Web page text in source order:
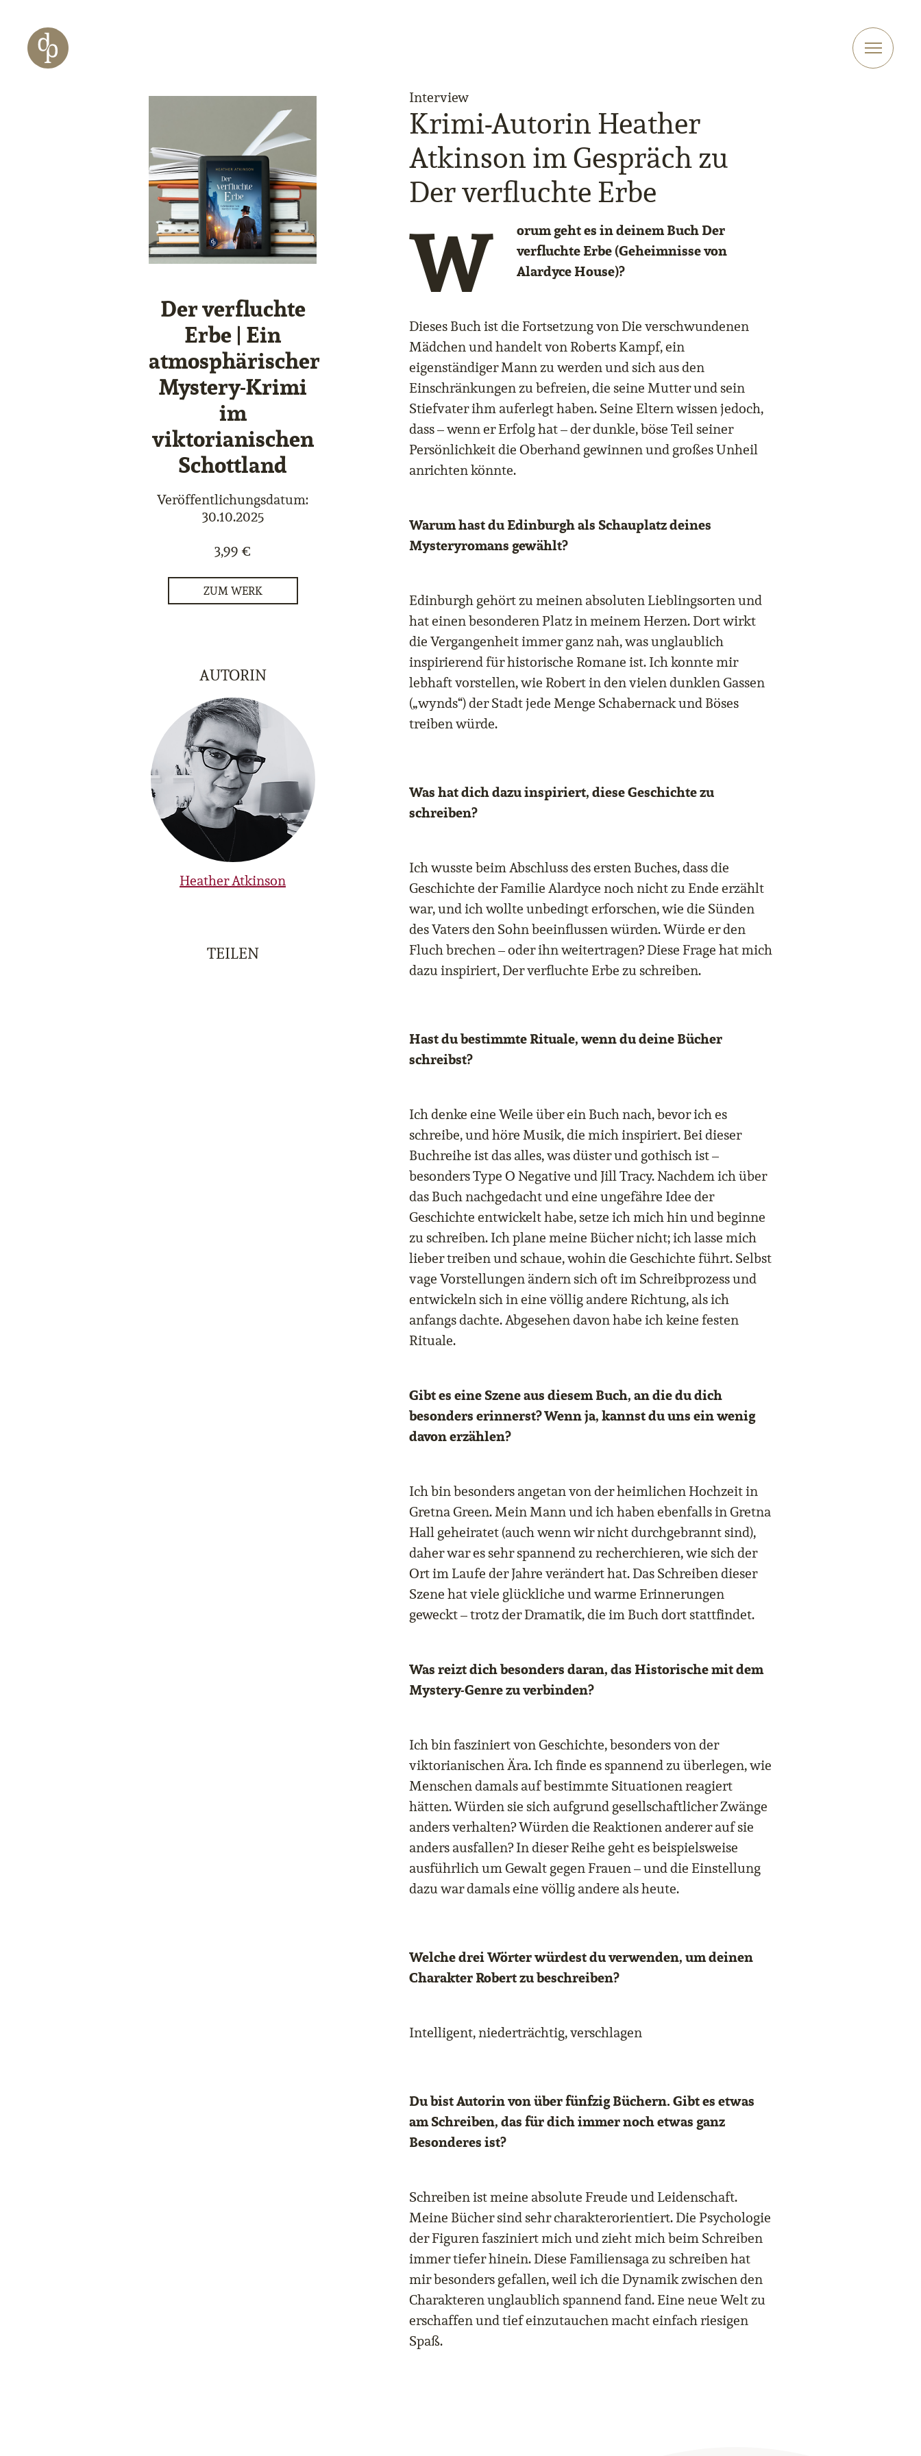
Zur Navigation springen
Zur Website-Suche springen
Der verfluchte
Erbe | Ein
atmosphärischer
Mystery-Krimi
im
viktorianischen
Schottland
Veröffentlichungsdatum:
30.10.2025
3,99 €
ZUM WERK
AUTORIN
Heather Atkinson
TEILEN
Interview
Krimi-Autorin Heather
Atkinson im Gespräch zu
Der verfluchte Erbe
W
orum geht es in deinem Buch Der
verfluchte Erbe (Geheimnisse von
Alardyce House)?
Dieses Buch ist die Fortsetzung von Die verschwundenen
Mädchen und handelt von Roberts Kampf, ein
eigenständiger Mann zu werden und sich aus den
Einschränkungen zu befreien, die seine Mutter und sein
Stiefvater ihm auferlegt haben. Seine Eltern wissen jedoch,
dass – wenn er Erfolg hat – der dunkle, böse Teil seiner
Persönlichkeit die Oberhand gewinnen und großes Unheil
anrichten könnte.
Warum hast du Edinburgh als Schauplatz deines
Mysteryromans gewählt?
Edinburgh gehört zu meinen absoluten Lieblingsorten und
hat einen besonderen Platz in meinem Herzen. Dort wirkt
die Vergangenheit immer ganz nah, was unglaublich
inspirierend für historische Romane ist. Ich konnte mir
lebhaft vorstellen, wie Robert in den vielen dunklen Gassen
(„wynds“) der Stadt jede Menge Schabernack und Böses
treiben würde.
Was hat dich dazu inspiriert, diese Geschichte zu
schreiben?
Ich wusste beim Abschluss des ersten Buches, dass die
Geschichte der Familie Alardyce noch nicht zu Ende erzählt
war, und ich wollte unbedingt erforschen, wie die Sünden
des Vaters den Sohn beeinflussen würden. Würde er den
Fluch brechen – oder ihn weitertragen? Diese Frage hat mich
dazu inspiriert, Der verfluchte Erbe zu schreiben.
Hast du bestimmte Rituale, wenn du deine Bücher
schreibst?
Ich denke eine Weile über ein Buch nach, bevor ich es
schreibe, und höre Musik, die mich inspiriert. Bei dieser
Buchreihe ist das alles, was düster und gothisch ist –
besonders Type O Negative und Jill Tracy. Nachdem ich über
das Buch nachgedacht und eine ungefähre Idee der
Geschichte entwickelt habe, setze ich mich hin und beginne
zu schreiben. Ich plane meine Bücher nicht; ich lasse mich
lieber treiben und schaue, wohin die Geschichte führt. Selbst
vage Vorstellungen ändern sich oft im Schreibprozess und
entwickeln sich in eine völlig andere Richtung, als ich
anfangs dachte. Abgesehen davon habe ich keine festen
Rituale.
Gibt es eine Szene aus diesem Buch, an die du dich
besonders erinnerst? Wenn ja, kannst du uns ein wenig
davon erzählen?
Ich bin besonders angetan von der heimlichen Hochzeit in
Gretna Green. Mein Mann und ich haben ebenfalls in Gretna
Hall geheiratet (auch wenn wir nicht durchgebrannt sind),
daher war es sehr spannend zu recherchieren, wie sich der
Ort im Laufe der Jahre verändert hat. Das Schreiben dieser
Szene hat viele glückliche und warme Erinnerungen
geweckt – trotz der Dramatik, die im Buch dort stattfindet.
Was reizt dich besonders daran, das Historische mit dem
Mystery-Genre zu verbinden?
Ich bin fasziniert von Geschichte, besonders von der
viktorianischen Ära. Ich finde es spannend zu überlegen, wie
Menschen damals auf bestimmte Situationen reagiert
hätten. Würden sie sich aufgrund gesellschaftlicher Zwänge
anders verhalten? Würden die Reaktionen anderer auf sie
anders ausfallen? In dieser Reihe geht es beispielsweise
ausführlich um Gewalt gegen Frauen – und die Einstellung
dazu war damals eine völlig andere als heute.
Welche drei Wörter würdest du verwenden, um deinen
Charakter Robert zu beschreiben?
Intelligent, niederträchtig, verschlagen
Du bist Autorin von über fünfzig Büchern. Gibt es etwas
am Schreiben, das für dich immer noch etwas ganz
Besonderes ist?
Schreiben ist meine absolute Freude und Leidenschaft.
Meine Bücher sind sehr charakterorientiert. Die Psychologie
der Figuren fasziniert mich und zieht mich beim Schreiben
immer tiefer hinein. Diese Familiensaga zu schreiben hat
mir besonders gefallen, weil ich die Dynamik zwischen den
Charakteren unglaublich spannend fand. Eine neue Welt zu
erschaffen und tief einzutauchen macht einfach riesigen
Spaß.